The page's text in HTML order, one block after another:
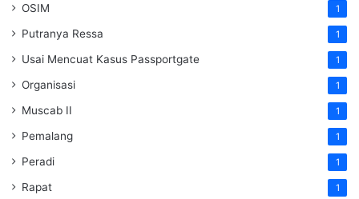
OSIM 1
Putranya Ressa 1
Usai Mencuat Kasus Passportgate 1
Organisasi 1
Muscab II 1
Pemalang 1
Peradi 1
Rapat 1